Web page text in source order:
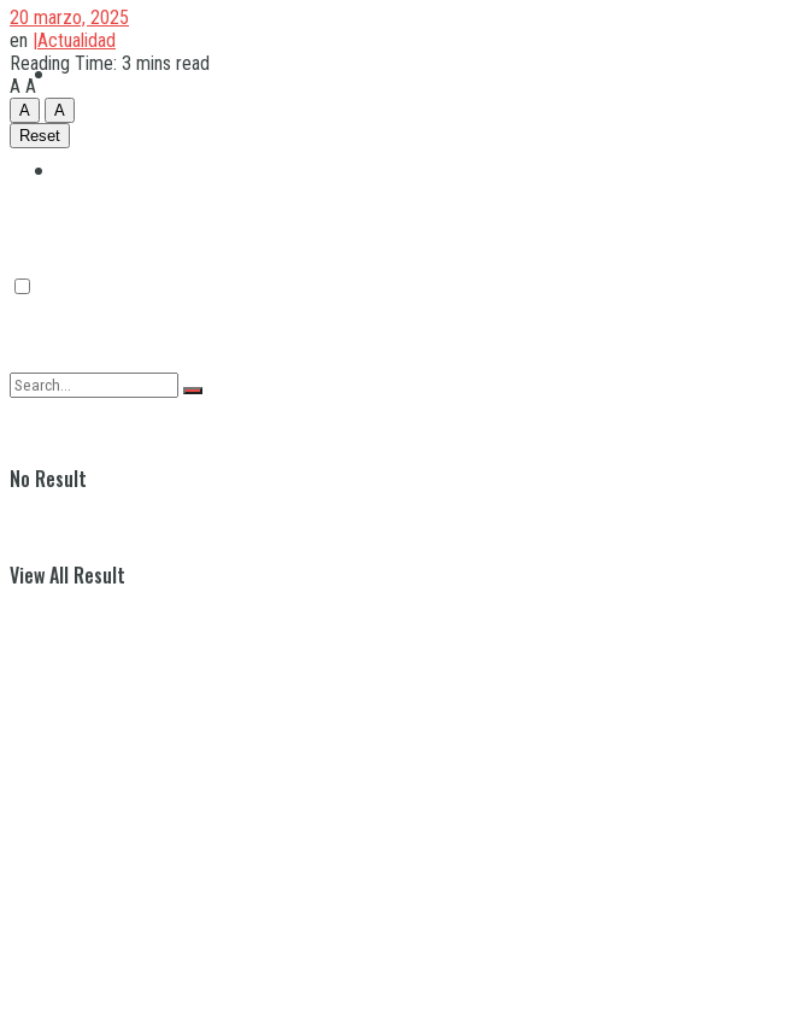
Quilmes
No Result
View All Result
20 marzo, 2025
en |Actualidad
Reading Time: 3 mins read
A A
A
A
Reset